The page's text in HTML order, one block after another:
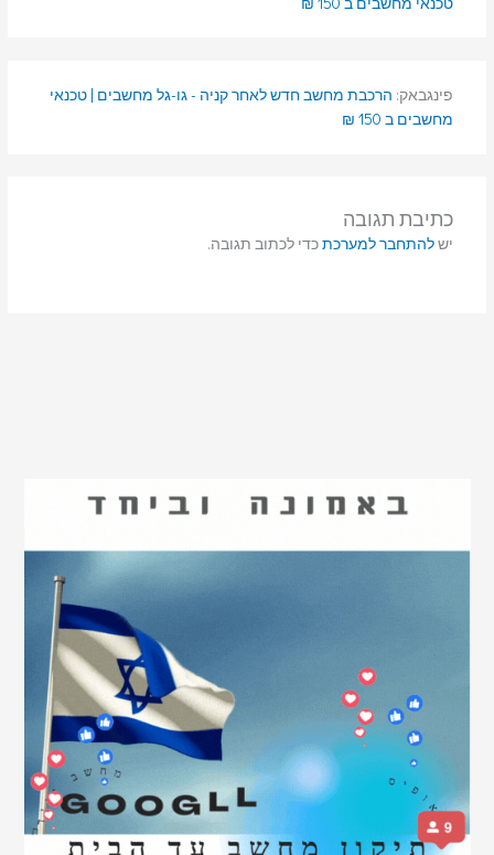
פינגבאק: הרכבת מחשב חדש לאחר קניה - גו-גל מחשבים | טכנאי
מחשבים ב 150 ₪
כתיבת תגובה
ישלהתחבר למערכתכדי לכתוב תגובה.